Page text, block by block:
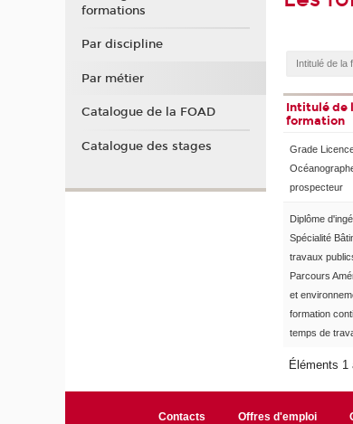
Intitulé de
formation
Grade
prospecteur
Diplôme
Spécialité
travaux
Parcours
et
formation
temps de
Éléments 1
formations
Par discipline
Par métier
Catalogue de la FOAD
Catalogue des stages
Contacts Offres d'emploi